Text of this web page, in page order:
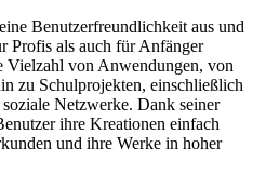
Benutzerfreundlichkeit aus und
Profis als auch für Anfänger
Vielzahl von Anwendungen, von
zu Schulprojekten, einschließlich
Netzwerke. Dank seiner
ihre Kreationen einfach
und ihre Werke in hoher